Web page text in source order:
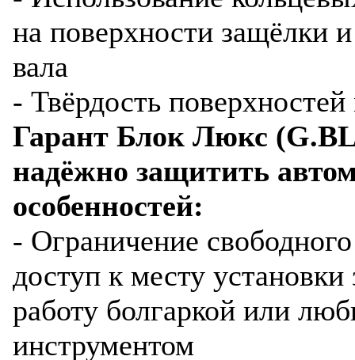
на поверхности защёлки
вала
- Твёрдость
Гарант Блок Люкс
надёжно защитить
особенностей:
- Ограничение
доступ к месту
работу болгаркой или
инструментом